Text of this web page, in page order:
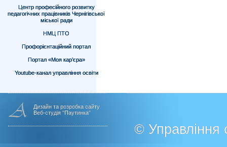
Центр професійного розвитку
педагогічних працівників Чернігівської
міської ради
НМЦ ПТО
Профорієнтаційний портал
Портал «Моя кар’єра»
Youtube-канал управління освіти
Дизайн та розробка сайту
Веб-студія "Паутинка"
© Управління